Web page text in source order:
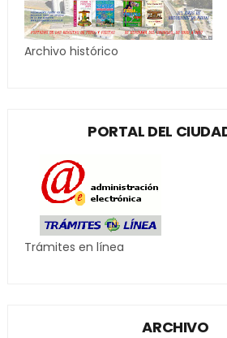
Archivo histórico
PORTAL DEL
Trámites en línea
ARCHIVO